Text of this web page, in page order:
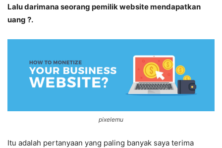
Lalu darimana seorang pemilik website mendapatkan
uang ?.
pixelemu
Itu adalah pertanyaan yang paling banyak saya terima